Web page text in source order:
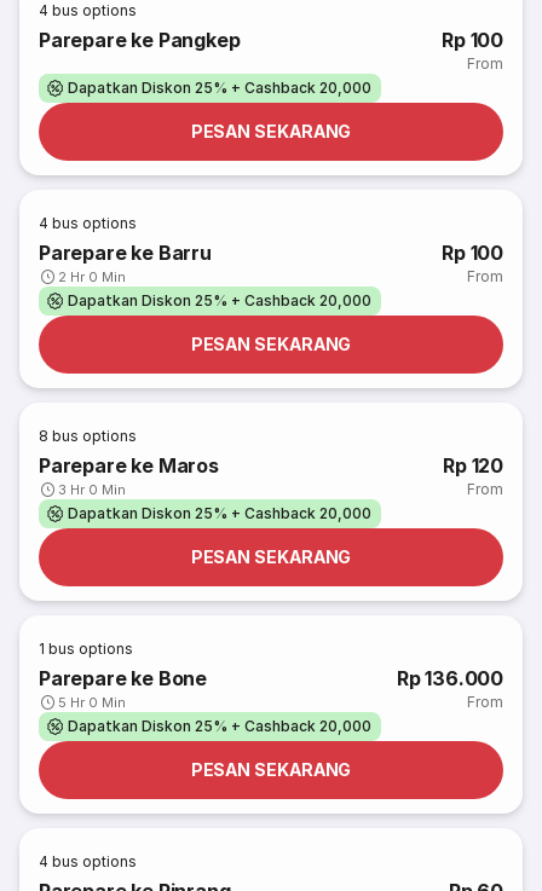
4 bus options
Parepare ke Pangkep Rp 100
From
Dapatkan Diskon 25% + Cashback 20,000
PESAN SEKARANG
4 bus options
Parepare ke Barru
2 Hr 0 Min
Rp 100
From
Dapatkan Diskon 25% + Cashback 20,000
PESAN SEKARANG
8 bus options
Parepare ke Maros
3 Hr 0 Min
Rp 120
From
Dapatkan Diskon 25% + Cashback 20,000
PESAN SEKARANG
1 bus options
Parepare ke Bone
5 Hr 0 Min
Rp 136.000
From
Dapatkan Diskon 25% + Cashback 20,000
PESAN SEKARANG
4 bus options